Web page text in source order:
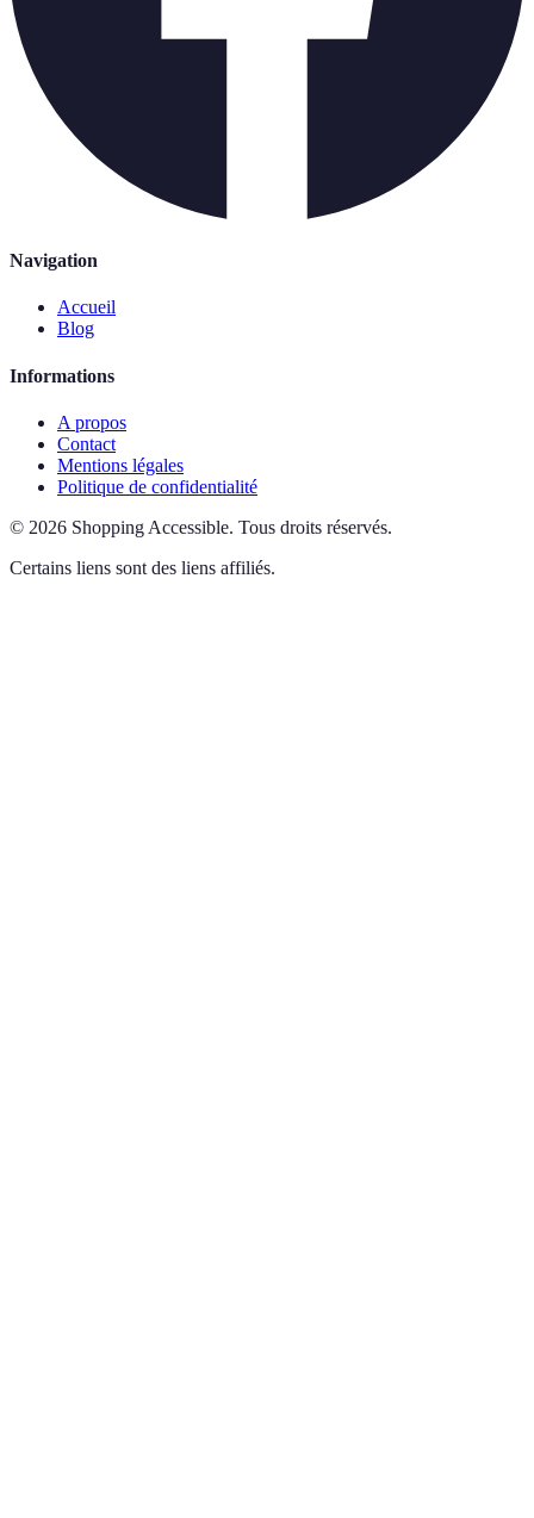
Navigation
Accueil
Blog
Informations
A propos
Contact
Mentions légales
Politique de confidentialité
© 2026 Shopping Accessible. Tous droits réservés.
Certains liens sont des liens affiliés.